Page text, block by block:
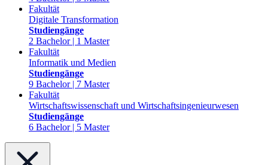
Fakultät
Digitale Transformation
Studiengänge
2 Bachelor | 1 Master
Fakultät
Informatik und Medien
Studiengänge
9 Bachelor | 7 Master
Fakultät
Wirtschaftswissenschaft und Wirtschaftsingenieurwesen
Studiengänge
6 Bachelor | 5 Master